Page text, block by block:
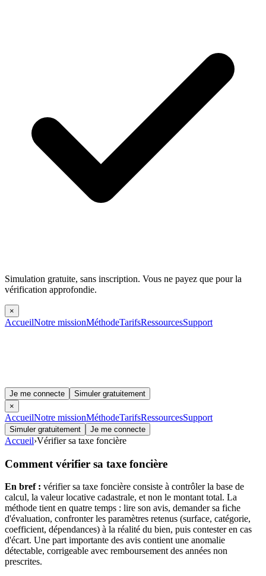
Simulation gratuite, sans inscription. Vous ne payez que pour la
vérification approfondie.
×
AccueilNotre missionMéthodeTarifsRessourcesSupport
Je me connecte
Simuler gratuitement
×
AccueilNotre missionMéthodeTarifsRessourcesSupport
Simuler gratuitement Je me connecte
Accueil›Vérifier sa taxe foncière
Comment vérifier sa taxe foncière
En bref : vérifier sa taxe foncière consiste à contrôler la base de
calcul, la valeur locative cadastrale, et non le montant total. La
méthode tient en quatre temps : lire son avis, demander sa fiche
d'évaluation, confronter les paramètres retenus (surface, catégorie,
coefficient, dépendances) à la réalité du bien, puis contester en cas
d'écart. Une part importante des avis contient une anomalie
détectable, corrigeable avec remboursement des années non
prescrites.